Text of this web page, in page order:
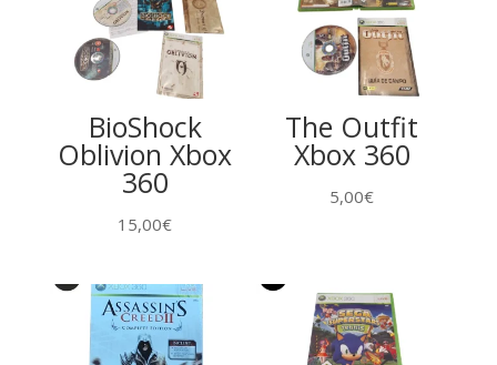
BioShock
Oblivion Xbox
360
15,00€
The Outfit
Xbox 360
5,00€